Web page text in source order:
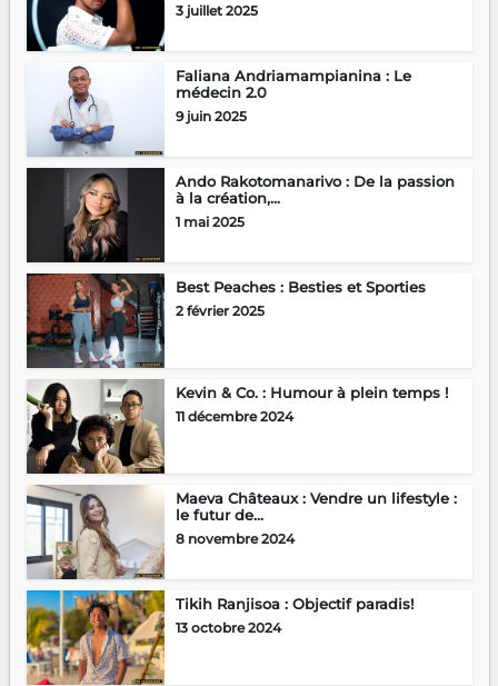
3 juillet 2025
Faliana Andriamampianina : Le
médecin 2.0
9 juin 2025
Ando Rakotomanarivo : De la passion
à la création,...
1 mai 2025
Best Peaches : Besties et Sporties
2 février 2025
Kevin & Co. : Humour à plein temps !
11 décembre 2024
Maeva Châteaux : Vendre un lifestyle :
le futur de...
8 novembre 2024
Tikih Ranjisoa : Objectif paradis!
13 octobre 2024